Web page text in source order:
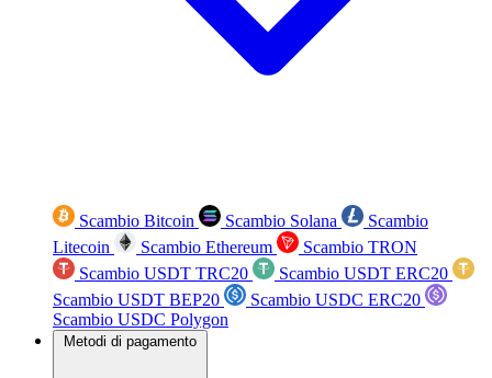
Scambio Bitcoin Scambio Solana
Scambio
Litecoin
Scambio Ethereum
Scambio TRON
Scambio USDT TRC20
Scambio USDT ERC20
Scambio USDT BEP20
Scambio USDC ERC20
Scambio USDC Polygon
Metodi di pagamento